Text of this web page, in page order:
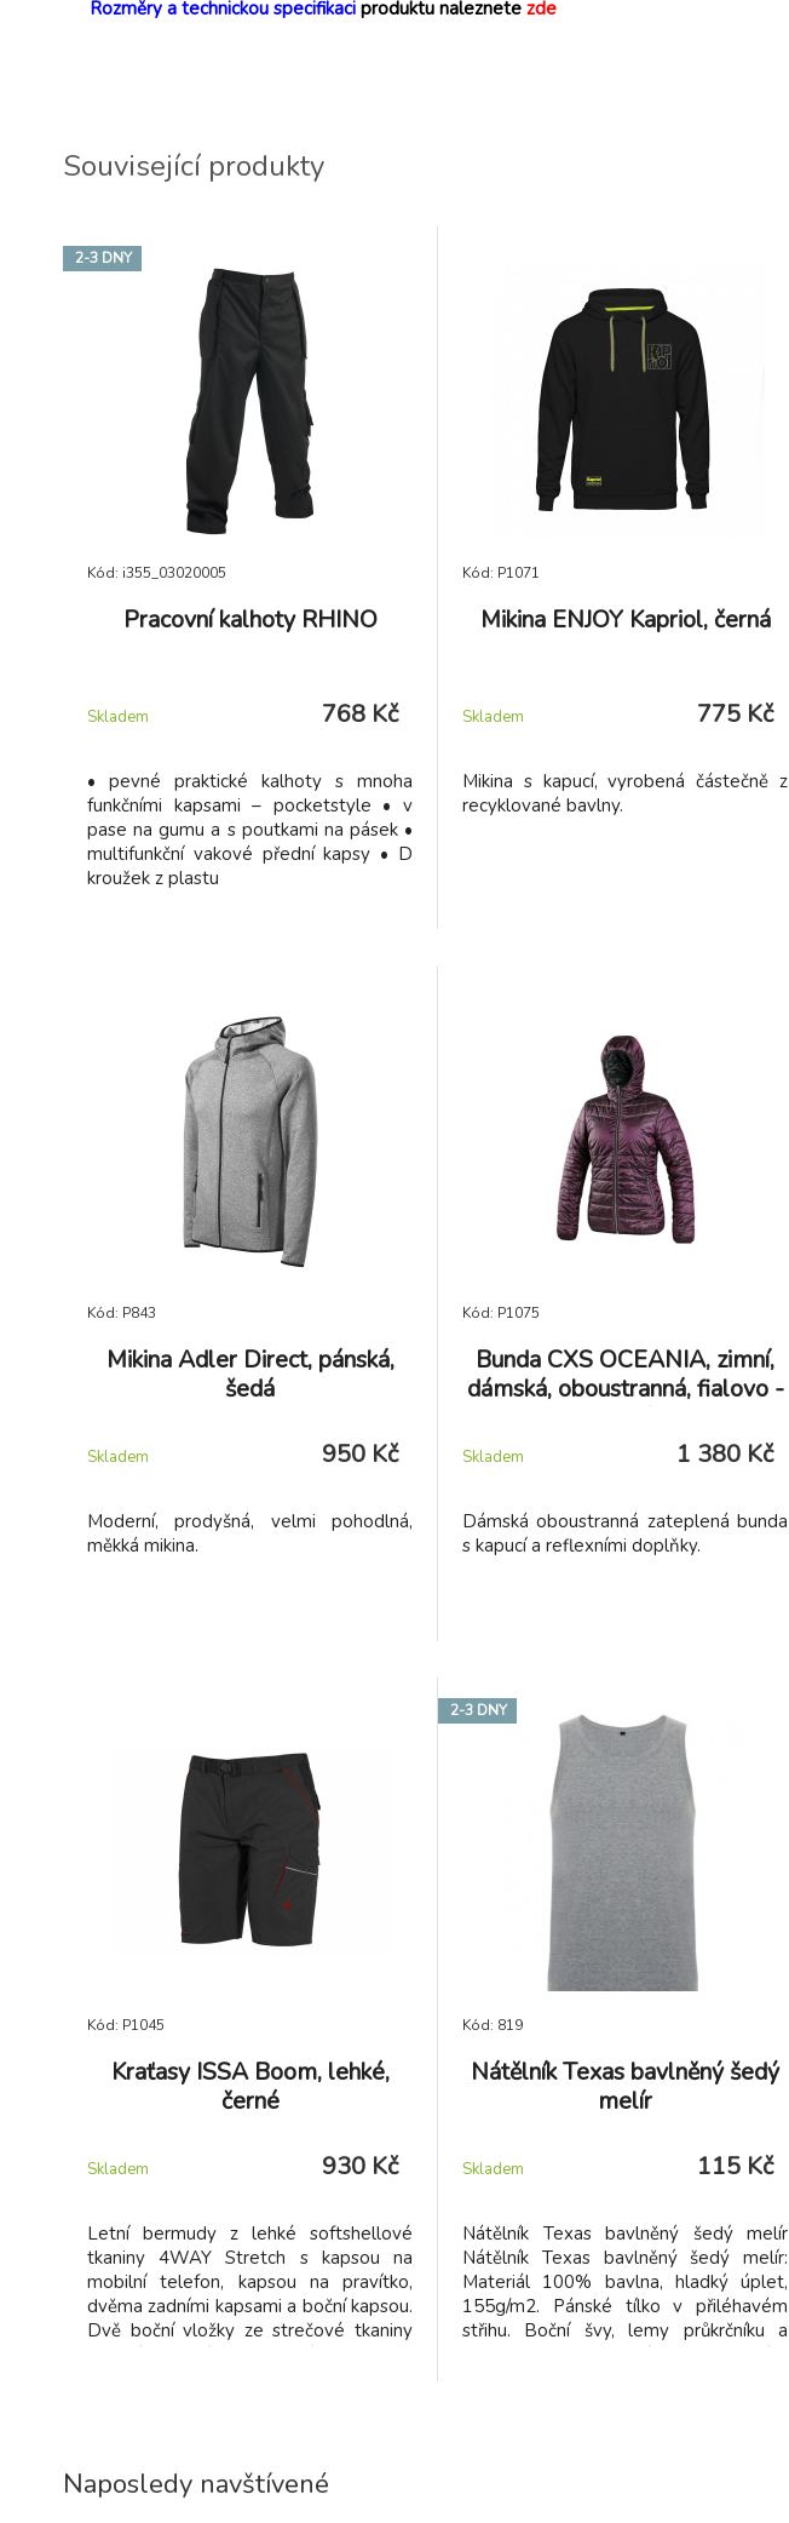
Rozměry a technickou specifikaci produktu naleznete zde
Související produkty
2-3 DNY
Kód: i355_03020005
Pracovní kalhoty RHINO
Skladem 768 Kč
• pevné praktické kalhoty s mnoha
funkčními kapsami – pocketstyle • v
pase na gumu a s poutkami na pásek •
multifunkční vakové přední kapsy • D
kroužek z plastu
Kód: P1071
Mikina ENJOY Kapriol, černá
Skladem 775 Kč
Mikina s kapucí, vyrobená částečně z
recyklované bavlny.
Kód: P843
Mikina Adler Direct, pánská,
šedá
Skladem 950 Kč
Moderní, prodyšná, velmi pohodlná,
měkká mikina.
Kód: P1075
Bunda CXS OCEANIA, zimní,
dámská, oboustranná, fialovo -
Skladem 1 380 Kč
Dámská oboustranná zateplená bunda
s kapucí a reflexními doplňky.
Kód: P1045
Kraťasy ISSA Boom, lehké,
černé
Skladem 930 Kč
Letní bermudy z lehké softshellové
tkaniny 4WAY Stretch s kapsou na
mobilní telefon, kapsou na pravítko,
dvěma zadními kapsami a boční kapsou.
Dvě boční vložky ze strečové tkaniny
2-3 DNY
Kód: 819
Nátělník Texas bavlněný šedý
melír
Skladem 115 Kč
Nátělník Texas bavlněný šedý melír
Nátělník Texas bavlněný šedý melír:
Materiál 100% bavlna, hladký úplet,
155g/m2. Pánské tílko v přiléhavém
střihu. Boční švy, lemy průkrčníku a
Naposledy navštívené